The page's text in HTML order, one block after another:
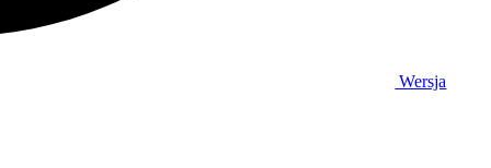
Wersja